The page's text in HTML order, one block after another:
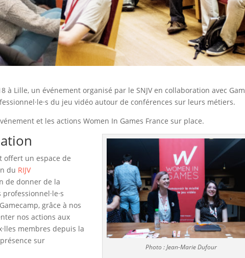
à Lille, un événement organisé par le SNJV en collaboration avec
du jeu vidéo autour de conférences sur leurs métiers.
et les actions Women In Games France sur place.
Photo : Jean-Marie Dufour
offert un espace de
du RIJV
de donner de la
grâce à nos
nos actions aux
membres depuis la
sur